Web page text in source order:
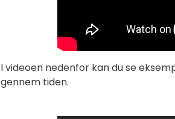
I videoen nedenfor kan du se
gennem tiden.